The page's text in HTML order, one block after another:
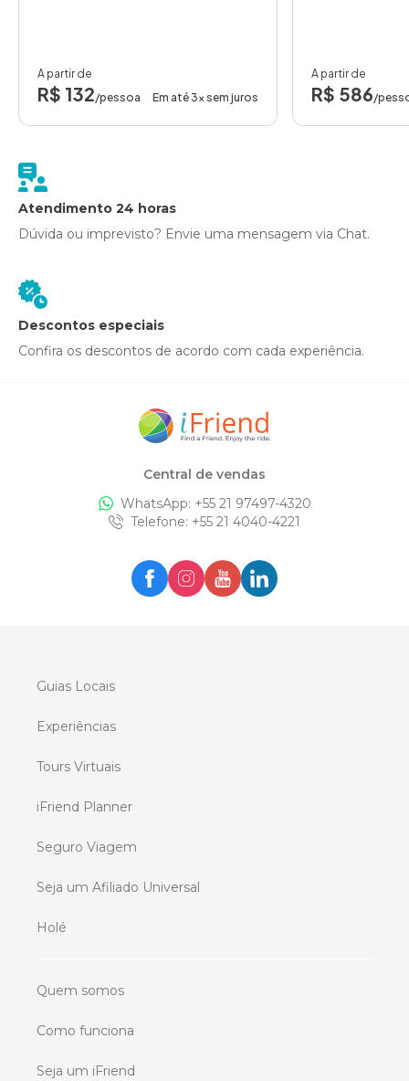
A partir de
R$ 132/pessoa Em até 3x sem juros
A partir de
R$ 586/
Atendimento 24 horas
Dúvida ou imprevisto? Envie uma mensagem via Chat.
Descontos especiais
Confira os descontos de acordo com cada experiência.
Central de vendas
WhatsApp: +55 21 97497-4320
Telefone: +55 21 4040-4221
Guias Locais
Experiências
Tours Virtuais
iFriend Planner
Seguro Viagem
Seja um Afiliado Universal
Holé
Quem somos
Como funciona
Seja um iFriend